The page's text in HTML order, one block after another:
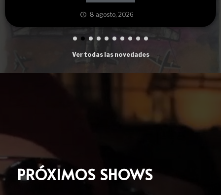
8 agosto, 2026
Ver todas las novedades
PRÓXIMOS SHOWS